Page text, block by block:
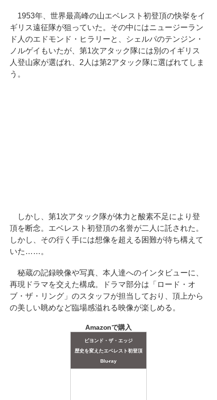
1953年、世界最高峰の山エベレスト初登頂の快挙をイ
ギリス遠征隊が狙っていた。その中にはニュージーラン
ド人のエドモンド・ヒラリーと、シェルパのテンジン・
ノルゲイもいたが、第1次アタック隊には別のイギリス
人登山家が選ばれ、2人は第2アタック隊に選ばれてしま
う。
しかし、第1次アタック隊が体力と酸素不足により登
頂を断念。エベレスト初登頂の名誉が二人に託された。
しかし、その行く手には想像を超える困難が待ち構えて
いた……。
秘蔵の記録映像や写真、本人達へのインタビューに、
再現ドラマを交えた構成。ドラマ部分は「ロード・オ
ブ・ザ・リング」のスタッフが担当しており、頂上から
の美しい眺めなど臨場感溢れる映像が楽しめる。
Amazonで購入
ビヨンド・ザ・エッジ
歴史を変えたエベレスト初登頂
Blu-ray